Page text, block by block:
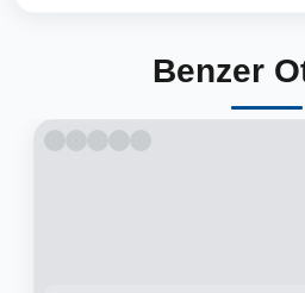
Benzer